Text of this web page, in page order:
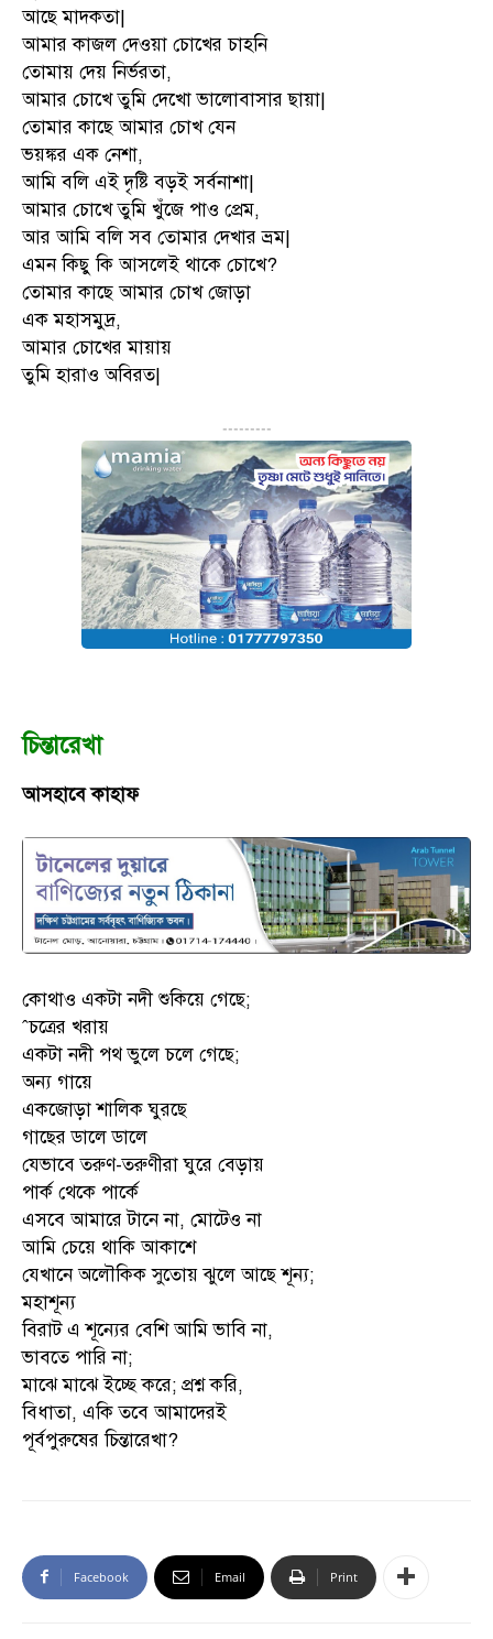
আছে মাদকতা|
আমার কাজল দেওয়া চোখের চাহনি
তোমায় দেয় নির্ভরতা,
আমার চোখে তুমি দেখো ভালোবাসার ছায়া|
তোমার কাছে আমার চোখ যেন
ভয়ঙ্কর এক নেশা,
আমি বলি এই দৃষ্টি বড়ই সর্বনাশা|
আমার চোখে তুমি খুঁজে পাও প্রেম,
আর আমি বলি সব তোমার দেখার ভ্রম|
এমন কিছু কি আসলেই থাকে চোখে?
তোমার কাছে আমার চোখ জোড়া
এক মহাসমুদ্র,
আমার চোখের মায়ায়
তুমি হারাও অবিরত|
---------
চিন্তারেখা
আসহাবে কাহাফ
কোথাও একটা নদী শুকিয়ে গেছে;
ˆচত্রের খরায়
একটা নদী পথ ভুলে চলে গেছে;
অন্য গায়ে
একজোড়া শালিক ঘুরছে
গাছের ডালে ডালে
যেভাবে তরুণ-তরুণীরা ঘুরে বেড়ায়
পার্ক থেকে পার্কে
এসবে আমারে টানে না, মোটেও না
আমি চেয়ে থাকি আকাশে
যেখানে অলৌকিক সুতোয় ঝুলে আছে শূন্য;
মহাশূন্য
বিরাট এ শূন্যের বেশি আমি ভাবি না,
ভাবতে পারি না;
মাঝে মাঝে ইচ্ছে করে; প্রশ্ন করি,
বিধাতা, একি তবে আমাদেরই
পূর্বপুরুষের চিন্তারেখা?
Facebook Email Print